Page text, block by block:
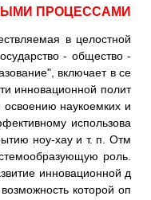
ПРОЦЕССАМИ
в целостной
- общество -
включает в се
инновационной полит
освоению наукоемких и
использова
ноу-хау и т. п. Отм
роль.
инновационной д
которой оп